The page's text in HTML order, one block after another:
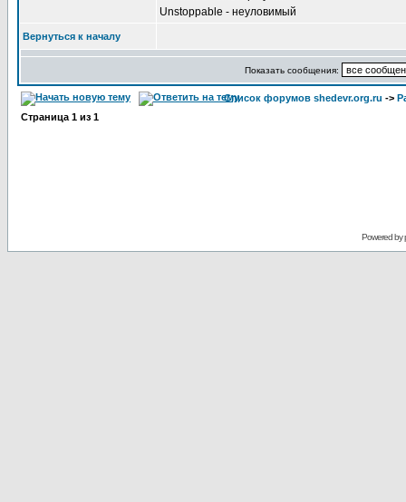
Unstoppable - неуловимый
Вернуться к началу
Показать сообщения:
Список форумов shedevr.org.ru ->
Страница 1 из 1
Powered by